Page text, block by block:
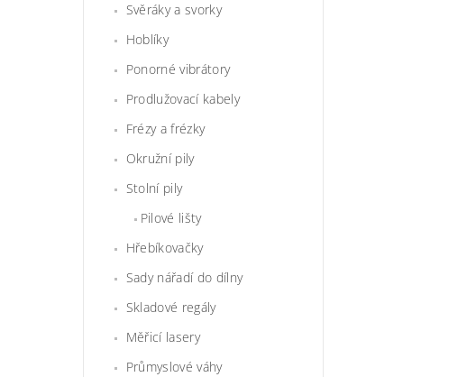
Svěráky a svorky
Hoblíky
Ponorné vibrátory
Prodlužovací kabely
Frézy a frézky
Okružní pily
Stolní pily
Pilové lišty
Hřebíkovačky
Sady nářadí do dílny
Skladové regály
Měřicí lasery
Průmyslové váhy